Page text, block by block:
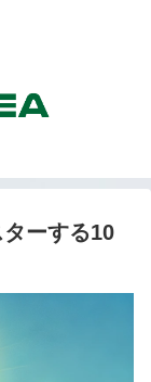
ーする10